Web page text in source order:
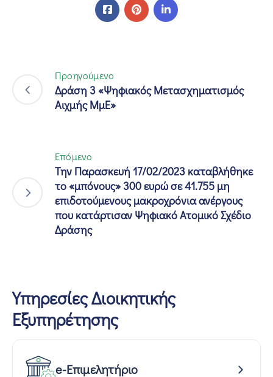
Προηγούμενο
Δράση 3 «Ψηφιακός Μετασχηματισμός
Αιχμής ΜμΕ»
Επόμενο
Την Παρασκευή 17/02/2023 καταβλήθηκε
το «μπόνους» 300 ευρώ σε 41.755 μη
επιδοτούμενους μακροχρόνια ανέργους
που κατάρτισαν Ψηφιακό Ατομικό Σχέδιο
Δράσης
Υπηρεσίες Διοικητικής
Εξυπηρέτησης
e-Επιμελητήριο